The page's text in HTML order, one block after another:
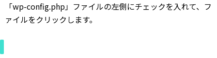
「wp-config.php」ファイルの左側にチェックを入れて、フ
ァイルをクリックします。